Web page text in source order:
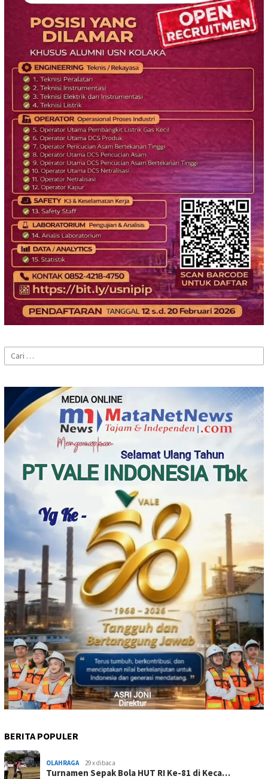
Cari
untuk:
BERITA POPULER
OLAHRAGA 29 x dibaca
Turnamen Sepak Bola HUT RI Ke-81 di Keca…